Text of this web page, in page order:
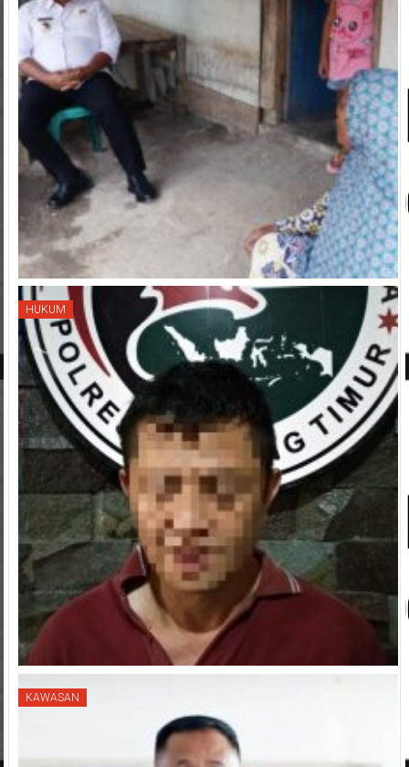
HUKUM
KAWASAN